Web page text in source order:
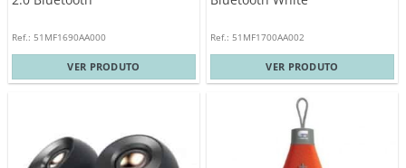
Ref.: 51MF1690AA000
VER PRODUTO
Ref.: 51MF1700AA002
VER PRODUTO